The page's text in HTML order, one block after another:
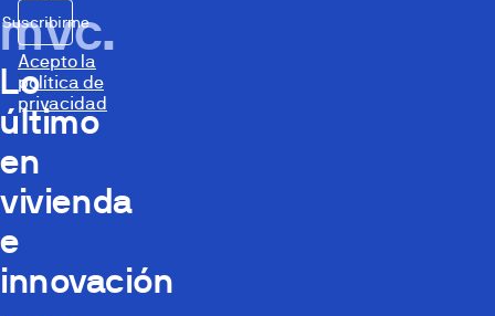
mvc.
Lo
último
en
vivienda
e
innovación
Suscribirme
Acepto la
política de
privacidad